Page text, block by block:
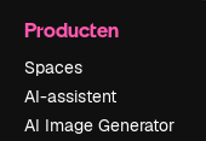
Producten
Spaces
AI-assistent
AI Image Generator